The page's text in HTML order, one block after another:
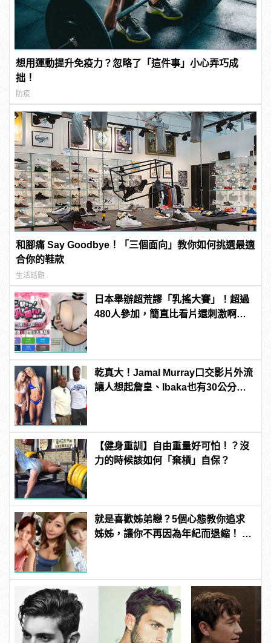
想用運動提升免疫力？忽略了「這件事」小心弄巧成
拙！
防疫
和腳痛 Say Goodbye！「三個面向」教你如何挑選最適
合你的鞋款
生活話題
日本舉辦超荒謬「乳搖大賽」！超過
480人參加，簡直比看片還刺激啊！ |
乾真大！Jamal Murray口交影片外流
讓人想起詹皇、Ibaka也有30公分驚
【健身重訓】自由重量好可怕！？沒
力的時候該如何「棄槓」自保？
就是喜歡姊弟戀？5個心態教你追求
姊姊，讓你不再因為年紀而退縮！ |